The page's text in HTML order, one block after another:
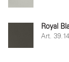
Royal
Art.